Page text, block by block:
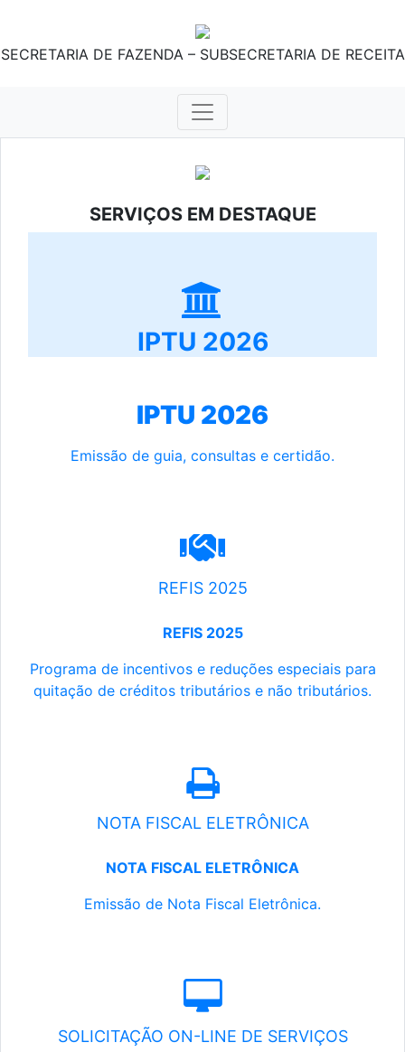
SECRETARIA DE FAZENDA – SUBSECRETARIA DE RECEITA
SERVIÇOS EM DESTAQUE
IPTU 2026
IPTU 2026
Emissão de guia, consultas e certidão.
REFIS 2025
REFIS 2025
Programa de incentivos e reduções especiais para
quitação de créditos tributários e não tributários.
NOTA FISCAL ELETRÔNICA
NOTA FISCAL ELETRÔNICA
Emissão de Nota Fiscal Eletrônica.
SOLICITAÇÃO ON-LINE DE SERVIÇOS